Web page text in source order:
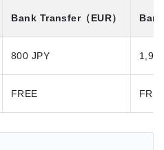
Bank Transfer（EUR）
800 JPY
FREE